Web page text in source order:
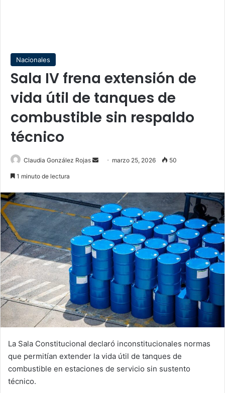
Nacionales
Sala IV frena extensión de
vida útil de tanques de
combustible sin respaldo
técnico
Claudia González Rojas
Send marzo 25, 2026 50
1 minuto de lectura
La Sala Constitucional declaró inconstitucionales normas
que permitían extender la vida útil de tanques de
combustible en estaciones de servicio sin sustento
técnico.